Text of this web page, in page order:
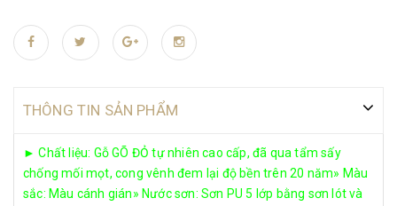
THÔNG TIN SẢN PHẨM
► Chất liệu: Gỗ GÕ ĐỎ tự nhiên cao cấp, đã qua tẩm sấy
chống mối mọt, cong vênh đem lại độ bền trên 20 năm» Màu
sắc: Màu cánh gián» Nước sơn: Sơn PU 5 lớp bằng sơn lót và